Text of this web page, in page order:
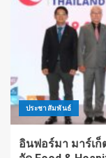
ประชาสัมพันธ์
อินฟอร์มา มาร์เก็